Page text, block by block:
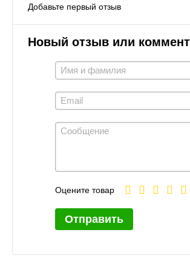
Добавьте первый отзыв
Новый отзыв или
Оцените товар
Отправить